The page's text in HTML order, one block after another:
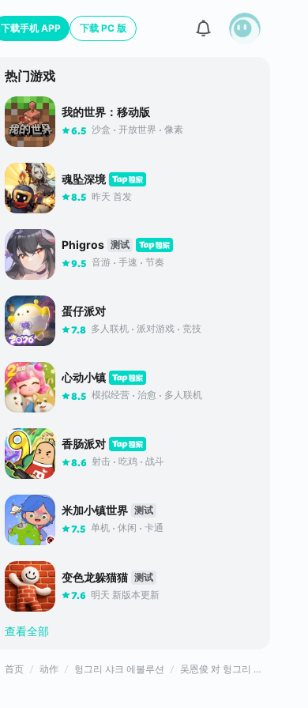
下载手机 APP 下载 PC 版
热门游戏
我的世界：移动版
6.5 沙盒 开放世界 像素
魂坠深境
8.5 昨天 首发
Phigros 测试
9.5 音游 手速 节奏
蛋仔派对
7.8 多人联机 派对游戏 竞技
心动小镇
8.5 模拟经营 治愈 多人联机
香肠派对
8.6 射击 吃鸡 战斗
米加小镇世界 测试
7.5 单机 休闲 卡通
变色龙躲猫猫 测试
7.6 明天 新版本更新
查看全部
首页 动作 헝그리 샤크 에볼루션 吴恩俊 对 헝그리 샤크 에볼루션的评价